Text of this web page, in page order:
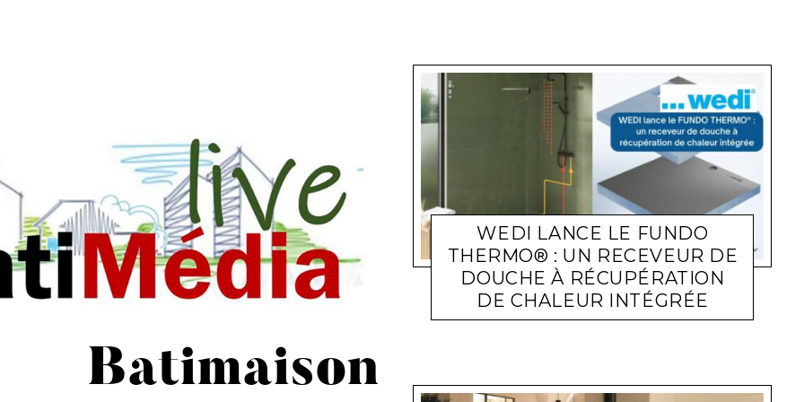
Batimaison
WEDI LANCE LE FUNDO
THERMO® : UN RECEVEUR DE
DOUCHE À RÉCUPÉRATION
DE CHALEUR INTÉGRÉE
ACTUALITÉ ENTREPRISES LARA GASQUET 7 JUILLET 2026